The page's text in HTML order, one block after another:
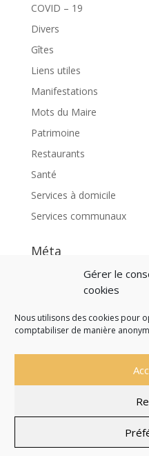
Gérer le
cookies
Nous utilisons des cookies pour
comptabiliser de manière
COVID – 19
Divers
Gîtes
Liens utiles
Manifestations
Mots du Maire
Patrimoine
Restaurants
Santé
Services à domicile
Services communaux
Méta
Flux des publications
Flux des commentaires
Site de WordPress-FR
Site officiel de la